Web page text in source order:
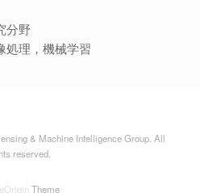
分野
処理，機械学習
& Machine Intelligence Group. All
reserved.
Theme